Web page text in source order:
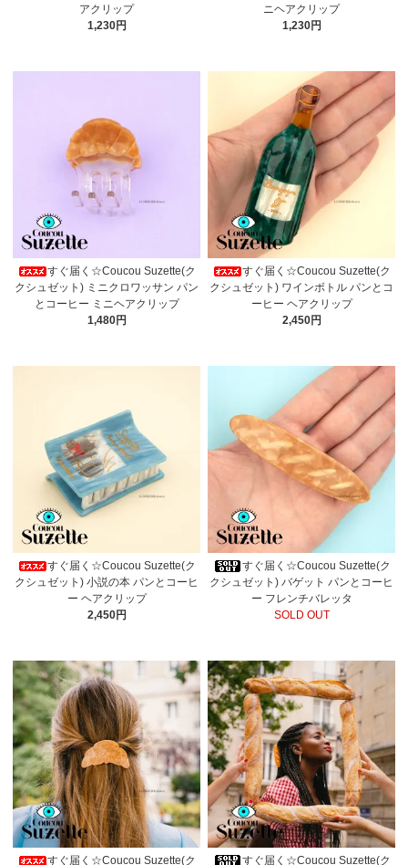
アクリップ
1,230円
ニヘアクリップ
1,230円
すぐ届く☆Coucou Suzette(ク
クシュゼット) ミニクロワッサン パン
とコーヒー ミニヘアクリップ
1,480円
すぐ届く☆Coucou Suzette(ク
クシュゼット) ワインボトル パンとコ
ーヒー ヘアクリップ
2,450円
すぐ届く☆Coucou Suzette(ク
クシュゼット) 小説の本 パンとコーヒ
ー ヘアクリップ
2,450円
すぐ届く☆Coucou Suzette(ク
クシュゼット) バゲット パンとコーヒ
ー フレンチバレッタ
SOLD OUT
すぐ届く☆Coucou Suzette(ク すぐ届く☆Coucou Suzette(ク